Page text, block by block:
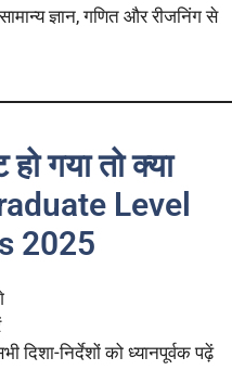
ज्ञान, गणित और रीजनिंग से
गया तो क्या
Level
2025
निर्देशों को ध्यानपूर्वक पढ़ें